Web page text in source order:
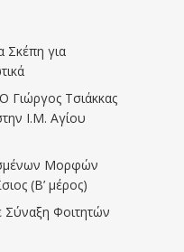
Σκέπη για
Γιώργος Τσιάκκας
Ι.Μ. Αγίου
Μορφών
(Β’ μέρος)
Σύναξη Φοιτητών